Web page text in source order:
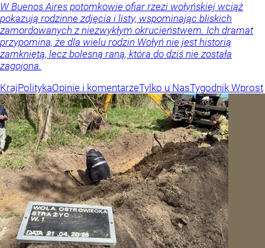
W Buenos Aires potomkowie ofiar rzezi wołyńskiej wciąż
pokazują rodzinne zdjęcia i listy, wspominając bliskich
zamordowanych z niezwykłym okrucieństwem. Ich dramat
przypomina, że dla wielu rodzin Wołyń nie jest historią
zamkniętą, lecz bolesną raną, która do dziś nie została
zagojona.
KrajPolitykaOpinie i komentarzeTylko u NasTygodnik Wprost